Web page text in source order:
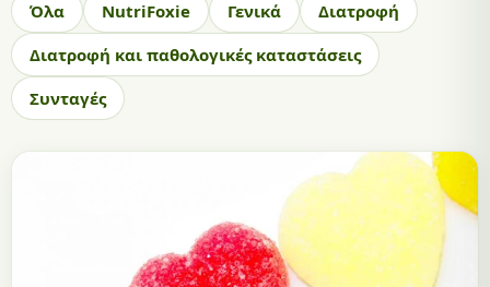
Όλα NutriFoxie Γενικά
Διατροφή
Διατροφή και παθολογικές καταστάσεις
Συνταγές